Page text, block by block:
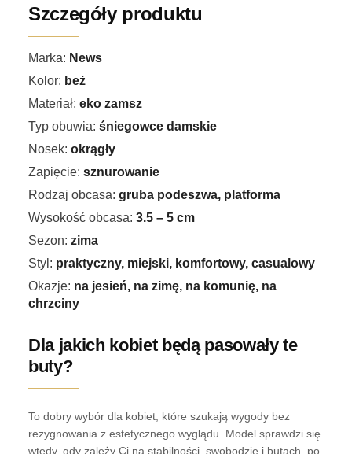
Szczegóły produktu
Marka: News
Kolor: beż
Materiał: eko zamsz
Typ obuwia: śniegowce damskie
Nosek: okrągły
Zapięcie: sznurowanie
Rodzaj obcasa: gruba podeszwa, platforma
Wysokość obcasa: 3.5 – 5 cm
Sezon: zima
Styl: praktyczny, miejski, komfortowy, casualowy
Okazje: na jesień, na zimę, na komunię, na
chrzciny
Dla jakich kobiet będą pasowały te
buty?
To dobry wybór dla kobiet, które szukają wygody bez
rezygnowania z estetycznego wyglądu. Model sprawdzi się
wtedy, gdy zależy Ci na stabilności, swobodzie i butach, po